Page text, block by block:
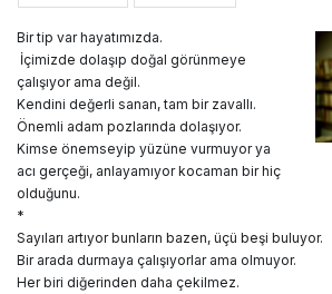
Bir tip var hayatımızda.
İçimizde dolaşıp doğal görünmeye
çalışıyor ama değil.
Kendini değerli sanan, tam bir zavallı.
Önemli adam pozlarında dolaşıyor.
Kimse önemseyip yüzüne vurmuyor ya
acı gerçeği, anlayamıyor kocaman bir hiç
olduğunu.
*
Sayıları artıyor bunların bazen, üçü beşi buluyor.
Bir arada durmaya çalışıyorlar ama olmuyor.
Her biri diğerinden daha çekilmez.